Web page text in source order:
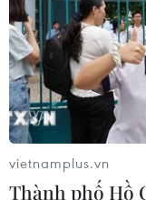
vietnamplus.vn
Thành phố Hồ